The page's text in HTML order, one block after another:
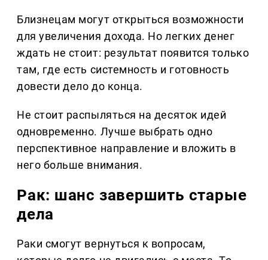
Близнецам могут открыться возможности
для увеличения дохода. Но легких денег
ждать не стоит: результат появится только
там, где есть системность и готовность
довести дело до конца.
Не стоит распыляться на десяток идей
одновременно. Лучше выбрать одно
перспективное направление и вложить в
него больше внимания.
Рак: шанс завершить старые
дела
Раки смогут вернуться к вопросам,